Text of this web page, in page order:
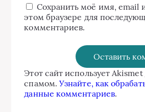
Сохранить моё имя, email
этом браузере для
комментариев.
Этот сайт использует
спамом.Узнайте, как
данные комментариев.